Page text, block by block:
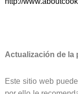
Actualización de la
Este sitio web